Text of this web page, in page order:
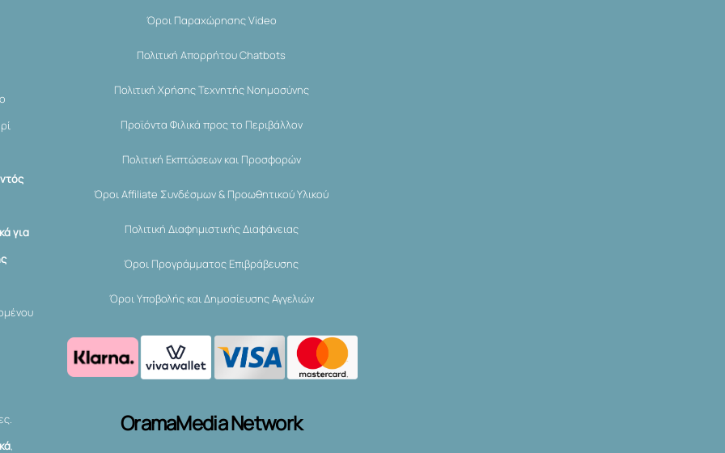
για
,
Όροι Παραχώρησης Video
Πολιτική Απορρήτου Chatbots
Πολιτική Χρήσης Τεχνητής Νοημοσύνης
Προϊόντα Φιλικά προς το Περιβάλλον
Πολιτική Εκπτώσεων και Προσφορών
Όροι Affiliate Συνδέσμων & Προωθητικού Υλικού
Πολιτική Διαφημιστικής Διαφάνειας
Όροι Προγράμματος Επιβράβευσης
Όροι Υποβολής και Δημοσίευσης Αγγελιών
OramaMedia Network